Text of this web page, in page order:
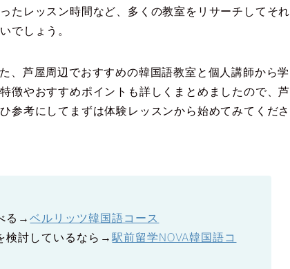
たレッスン時間など、多くの教室をリサーチしてそれ
でしょう。
芦屋周辺でおすすめの韓国語教室と個人講師から学
特徴やおすすめポイントも詳しくまとめましたので、芦
参考にしてまずは体験レッスンから始めてみてくださ
る→ベルリッツ韓国語コース
検討しているなら→駅前留学NOVA韓国語コ